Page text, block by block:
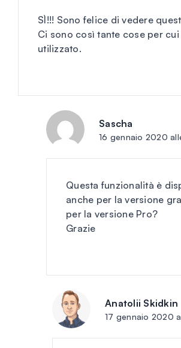
SÌ!!! Sono felice di vedere
Ci sono così tante cose per
utilizzato.
Sascha
16 gennaio 2020
Questa funzionalità è
anche per la versione
per la versione Pro?
Grazie
Anatolii Skidkin
17 gennaio 2020